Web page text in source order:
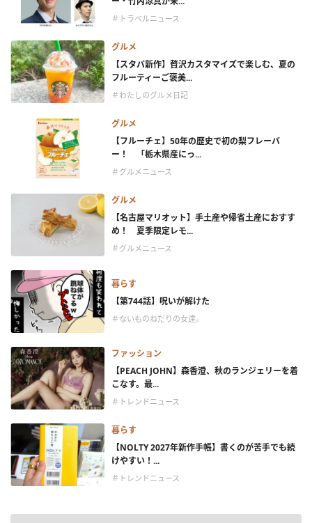
＃トラベルニュース
グルメ
【スタバ新作】贅沢カスタマイズで楽しむ、夏の
フルーティーご褒美...
＃わたしのグルメ日記
グルメ
【フルーチェ】50年の歴史で初の梨フレーバ
ー！ 「栃木県産にっ...
＃グルメニュース
グルメ
【名古屋マリオット】手土産や帰省土産におすす
め！ 夏季限定レモ...
＃グルメニュース
暮らす
【第744話】呪いが解けた
＃ないものねだりの女達。
ファッション
【PEACH JOHN】森香澄、秋のランジェリーを着
こなす。最...
＃トレンドニュース
暮らす
【NOLTY 2027年新作手帳】書くのが苦手でも続
けやすい！...
＃トレンドニュース